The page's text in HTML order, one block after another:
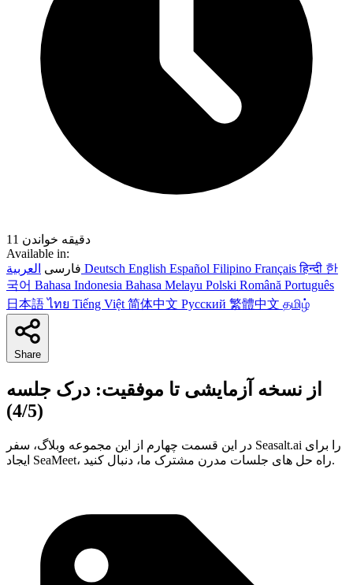
11 دقیقه خواندن
Available in:
فارسی Deutsch English Español Filipino Françaisहिन्दी 한
국어 Bahasa Indonesia Bahasa Melayu Polski Română Português
日本語ไทย Tiếng Việt 简体中文 Русский 繁體中文 தமிழ்
Share
از نسخه آزمایشی تا موفقیت: درک جلسه
(4/5)
در این قسمت چهارم از این مجموعه وبلاگ، سفر Seasalt.ai را برای
ایجاد SeaMeet، راه حل های جلسات مدرن مشترک ما، دنبال کنید.